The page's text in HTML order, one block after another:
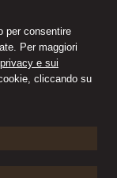
per consentire
Per maggiori
e sui
cliccando su